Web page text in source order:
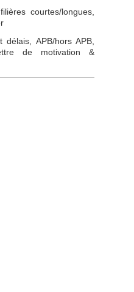
courtes/longues,
APB/hors APB,
de motivation &